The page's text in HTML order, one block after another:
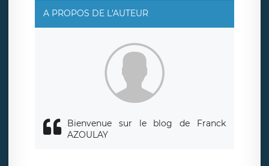
A PROPOS DE L'AUTEUR
Bienvenue sur le blog de Franck
AZOULAY